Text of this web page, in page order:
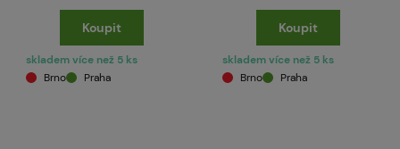
Koupit
skladem více než 5 ks
Brno
Praha
Koupit
skladem více než 5 ks
Brno
Praha